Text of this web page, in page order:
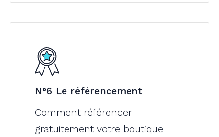
N°6 Le référencement
Comment référencer
gratuitement votre boutique